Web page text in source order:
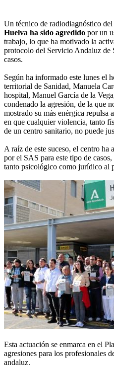
Un técnico de radiodiagnóstico
Huelva ha sido agredido por un
trabajo, lo que ha motivado la
protocolo del Servicio Andaluz de
casos.
Según ha informado este lunes el
territorial de Sanidad, Manuela
hospital, Manuel García de la
condenado la agresión, de la que
mostrado su más enérgica repulsa
en que cualquier violencia, tanto
de un centro sanitario, no puede
A raíz de este suceso, el centro
por el SAS para este tipo de
tanto psicológico como jurídico al
Esta actuación se enmarca en el
agresiones para los profesionales
andaluz.